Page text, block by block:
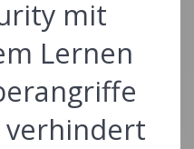
mit
Lernen